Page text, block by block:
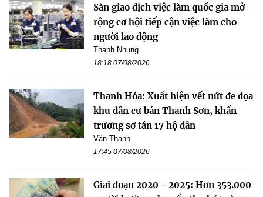
Sàn giao dịch việc làm quốc gia mở
rộng cơ hội tiếp cận việc làm cho
người lao động
Thanh Nhung
18:18 07/08/2026
Thanh Hóa: Xuất hiện vết nứt đe dọa
khu dân cư bản Thanh Sơn, khẩn
trương sơ tán 17 hộ dân
Văn Thanh
17:45 07/08/2026
Giai đoạn 2020 - 2025: Hơn 353.000